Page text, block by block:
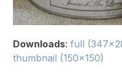
Downloads:full
thumbnail (150x150)